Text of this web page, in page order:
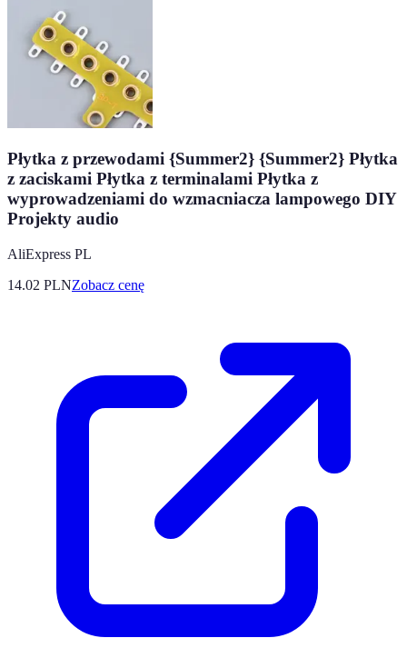
Płytka z przewodami {Summer2} {Summer2} Płytka
z zaciskami Płytka z terminalami Płytka z
wyprowadzeniami do wzmacniacza lampowego DIY
Projekty audio
AliExpress PL
14.02 PLNZobacz cenę